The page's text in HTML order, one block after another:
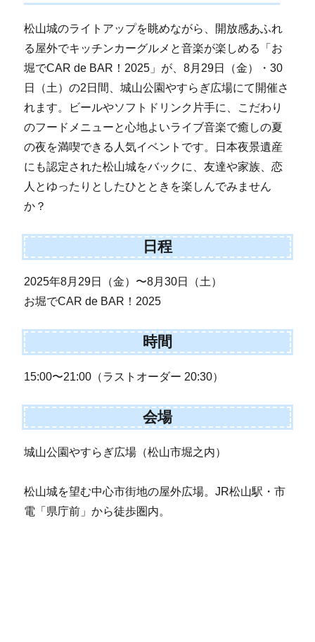
松山城のライトアップを眺めながら、開放感あふれ
る屋外でキッチンカーグルメと音楽が楽しめる「お
堀でCAR de BAR！2025」が、8月29日（金）・30
日（土）の2日間、城山公園やすらぎ広場にて開催さ
れます。ビールやソフトドリンク片手に、こだわり
のフードメニューと心地よいライブ音楽で癒しの夏
の夜を満喫できる人気イベントです。日本夜景遺産
にも認定された松山城をバックに、友達や家族、恋
人とゆったりとしたひとときを楽しんでみません
か？
日程
2025年8月29日（金）〜8月30日（土）
お堀でCAR de BAR！2025
時間
15:00〜21:00（ラストオーダー 20:30）
会場
城山公園やすらぎ広場（松山市堀之内）
松山城を望む中心市街地の屋外広場。JR松山駅・市
電「県庁前」から徒歩圏内。